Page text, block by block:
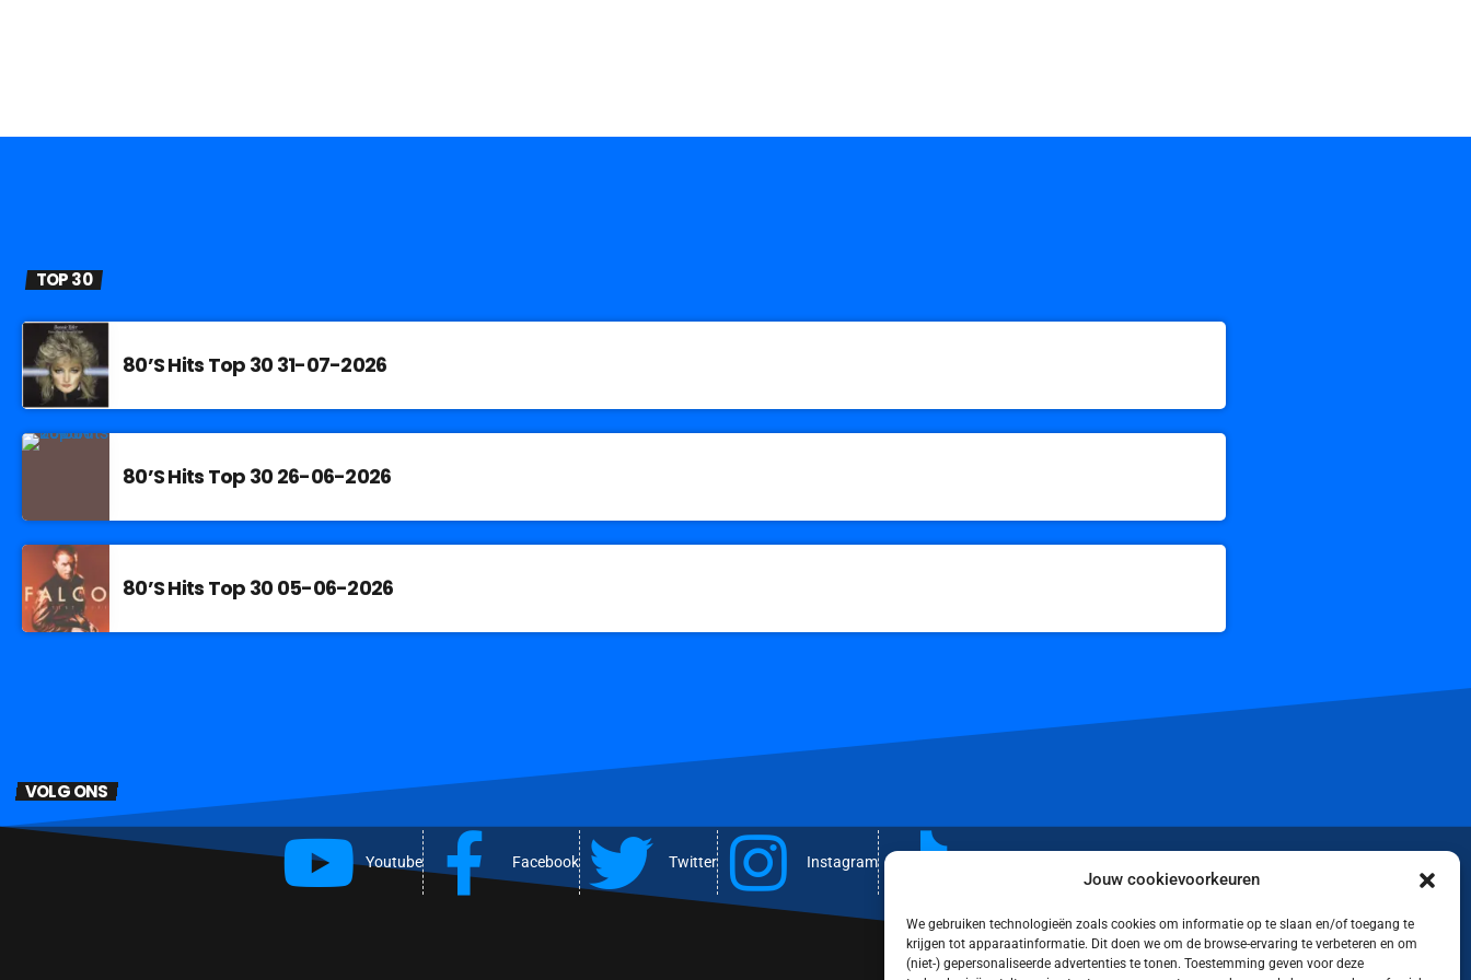
Jouw cookievoorkeuren
We gebruiken technologieën zoals cookies om informatie op te slaan en/of toegang te
krijgen tot apparaatinformatie. Dit doen we om de browse-ervaring te verbeteren en om
(niet-) gepersonaliseerde advertenties te tonen. Toestemming geven voor deze
TOP 30
80’S Hits Top 30 31-07-2026
80’S Hits Top 30 26-06-2026
80’S Hits Top 30 05-06-2026
VOLG ONS
Youtube Facebook Twitter Instagram